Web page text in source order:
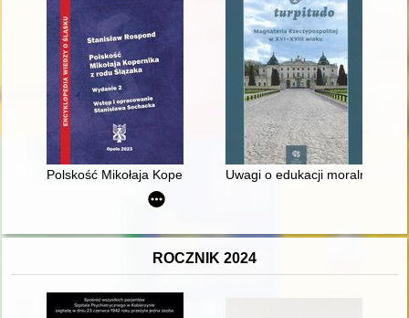
Polskość Mikołaja Kopernika z rodu ŚlązakaUwagi o edukacji moralnej
ROCZNIK 2024